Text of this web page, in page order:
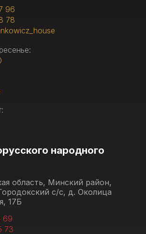
96
78
народного
область, Минский район,
с/с, д. Околица
17Б
69
73